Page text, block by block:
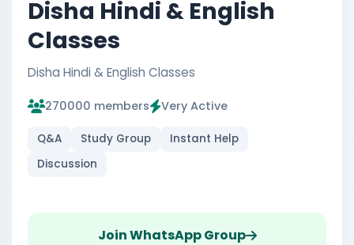
Disha Hindi & English
Classes
Disha Hindi & English Classes
270000 members Very Active
Q&A Study Group
Instant Help
Discussion
Join WhatsApp Group